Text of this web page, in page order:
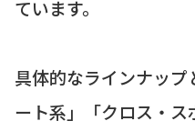
ています。
具体的なラインナッ
ート系」「クロス・